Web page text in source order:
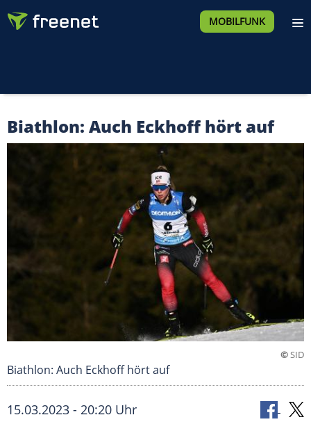
MOBILFUNK
Biathlon: Auch Eckhoff hört auf
©SID
Biathlon: Auch Eckhoff hört auf
15.03.2023 - 20:20 Uhr